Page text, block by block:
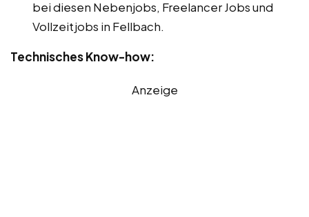
bei diesen Nebenjobs, Freelancer Jobs und
Vollzeitjobs in Fellbach.
Technisches Know-how:
Anzeige